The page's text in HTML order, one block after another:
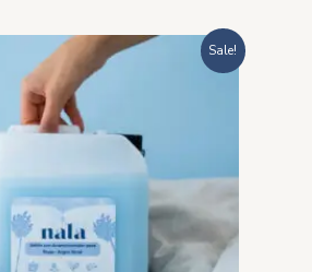
Sale!
Rango
desde
$386.40
hasta
$1,214.40